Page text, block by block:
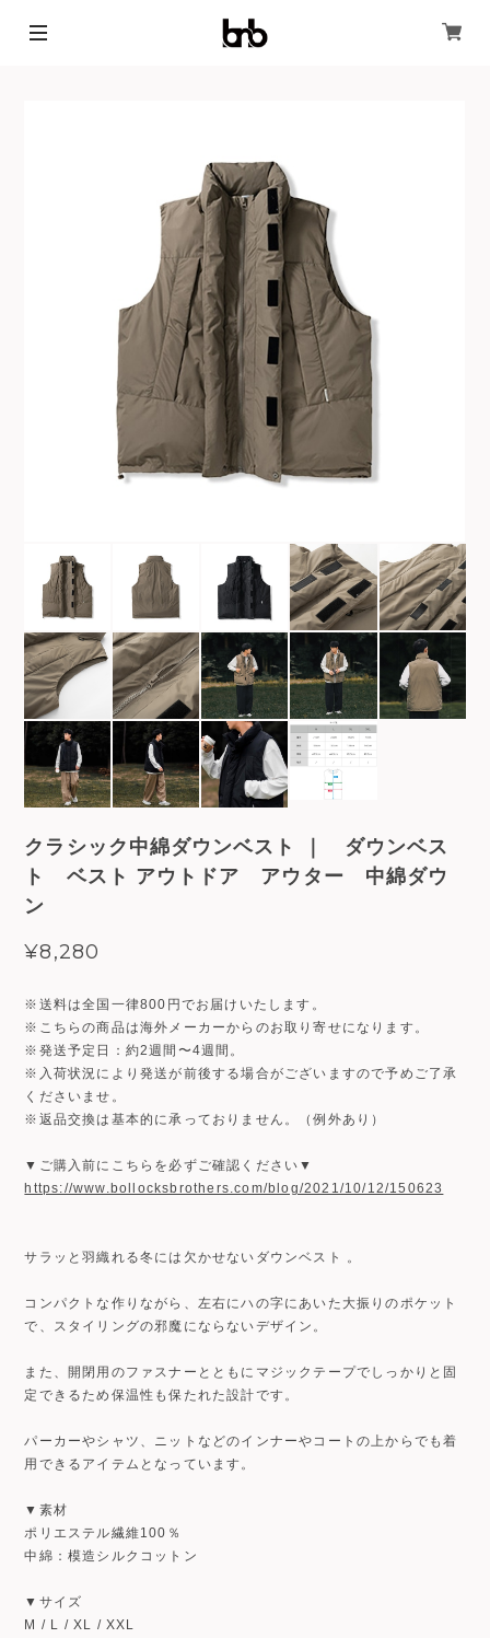
クラシック中綿ダウンベスト ｜ ダウンベス
ト ベスト アウトドア アウター 中綿ダウ
ン
¥8,280
※送料は全国一律800円でお届けいたします。
※こちらの商品は海外メーカーからのお取り寄せになります。
※発送予定日：約2週間〜4週間。
※入荷状況により発送が前後する場合がございますので予めご了承
くださいませ。
※返品交換は基本的に承っておりません。（例外あり）
▼ご購入前にこちらを必ずご確認ください▼
https://www.bollocksbrothers.com/blog/2021/10/12/150623
サラッと羽織れる冬には欠かせないダウンベスト 。
コンパクトな作りながら、左右にハの字にあいた大振りのポケット
で、スタイリングの邪魔にならないデザイン。
また、開閉用のファスナーとともにマジックテープでしっかりと固
定できるため保温性も保たれた設計です。
パーカーやシャツ、ニットなどのインナーやコートの上からでも着
用できるアイテムとなっています。
▼素材
ポリエステル繊維100％
中綿：模造シルクコットン
▼サイズ
M / L / XL / XXL